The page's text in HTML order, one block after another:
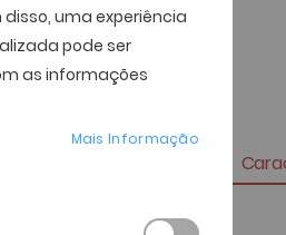
uma experiência
pode ser
as informações
Mais Informação